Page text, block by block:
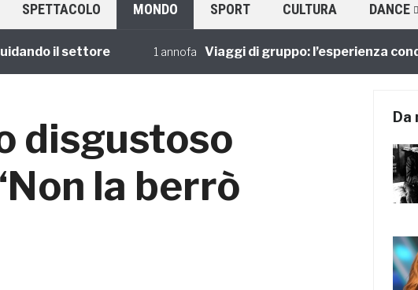
SPETTACOLO MONDO SPORT CULTURA DANCE
il settore 1 annofa Viaggi di gruppo: l’esperienza
disgustoso
la berrò
Da